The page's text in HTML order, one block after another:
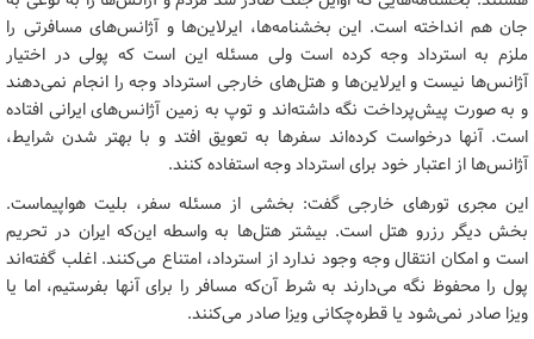
جان هم انداخته است. این بخشنامه‌ها، ایرلاین‌ها و آژانس‌های مسافرتی را
ملزم به استرداد وجه کرده است ولی مسئله این است که پولی در اختیار
آژانس‌ها نیست و ایرلاین‌ها و هتل‌های خارجی استرداد وجه را انجام نمی‌دهند
و به صورت پیش‌پرداخت نگه داشته‌اند و توپ به زمین آژانس‌های ایرانی افتاده
است. آنها درخواست کرده‌اند سفرها به تعویق افتد و با بهتر شدن شرایط،
آژانس‌ها از اعتبار خود برای استرداد وجه استفاده کنند.
این مجری تورهای خارجی گفت: بخشی از مسئله سفر، بلیت هواپیماست.
بخش دیگر رزرو هتل است. بیشتر هتل‌ها به واسطه این‌که ایران در تحریم
است و امکان انتقال وجه وجود ندارد از استرداد، امتناع می‌کنند. اغلب گفته‌اند
پول را محفوظ نگه می‌دارند به شرط آن‌که مسافر را برای آنها بفرستیم، اما یا
ویزا صادر نمی‌شود یا قطره‌چکانی ویزا صادر می‌کنند.